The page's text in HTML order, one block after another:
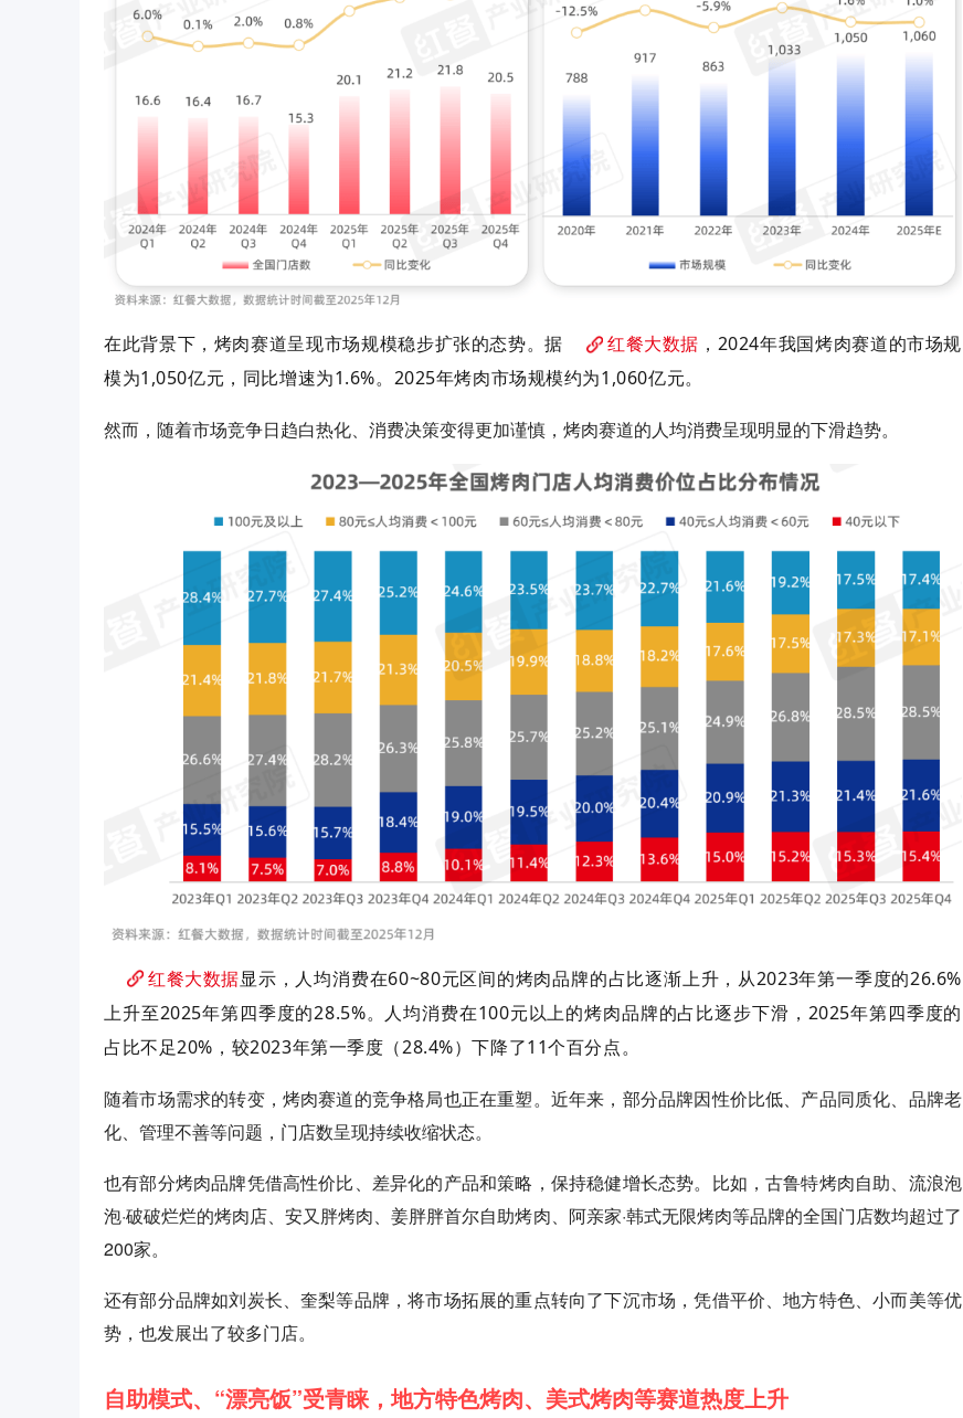
在此背景下，烤肉赛道呈现市场规模稳步扩张的态势。据 红餐大数据 ， 2024年我国烤肉赛道的市场规
模为1,050亿元，同比增速为1.6%。 2025年烤肉市场规模约为1,060亿元。
然而，随着市场竞争日趋白热化、消费决策变得更加谨慎，烤肉赛道的人均消费呈现明显的下滑趋势。
红餐大数据显示 ， 人均消费在60~80元区间的烤肉品牌的占比逐渐上升，从2023年第一季度的26.6%
上升至2025年第四季度的28.5%。人均消费在100元以上的烤肉品牌的占比逐步下滑，2025年第四季度的
占比不足20%，较2023年第一季度（28.4%）下降了11个百分点。
随着市场需求的转变，烤肉赛道的竞争格局也正在重塑。近年来，部分品牌因性价比低、产品同质化、品牌老
化、管理不善等问题，门店数呈现持续收缩状态。
也有部分烤肉品牌凭借高性价比、差异化的产品和策略，保持稳健增长态势。比如，古鲁特烤肉自助、流浪泡
泡·破破烂烂的烤肉店、安又胖烤肉、姜胖胖首尔自助烤肉、阿亲家·韩式无限烤肉等品牌的全国门店数均超过了
200家。
还有部分品牌如刘炭长、奎梨等品牌，将市场拓展的重点转向了下沉市场，凭借平价、地方特色、小而美等优
势，也发展出了较多门店。
自助模式、“漂亮饭”受青睐，地方特色烤肉、美式烤肉等赛道热度上升